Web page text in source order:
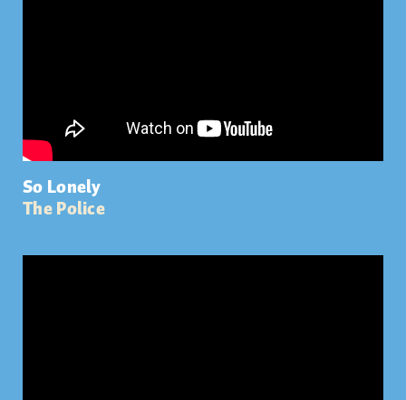
So Lonely
The Police